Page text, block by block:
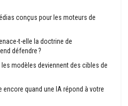
conçus pour les moteurs de
t-elle la doctrine de
défendre ?
les modèles deviennent des cibles de
encore quand une IA répond à votre